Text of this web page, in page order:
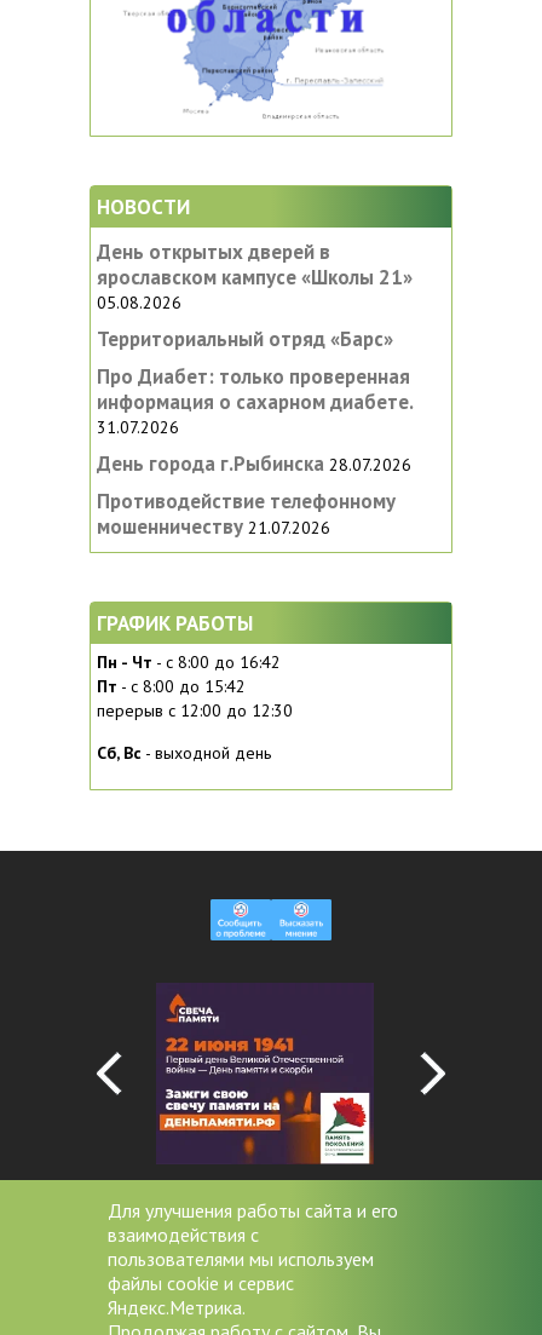
НОВОСТИ
День открытых дверей в
ярославском кампусе «‎Школы 21»
05.08.2026
Территориальный отряд «Барс»
Про Диабет: только проверенная
информация о сахарном диабете.
31.07.2026
День города г.Рыбинска 28.07.2026
Противодействие телефонному
мошенничеству 21.07.2026
ГРАФИК РАБОТЫ
Пн - Чт - с 8:00 до 16:42
Пт - с 8:00 до 15:42
перерыв с 12:00 до 12:30
Сб, Вc - выходной день
+7 (4852) 20-53-08
miac@zdrav76.ru
Для улучшения работы сайта и его
взаимодействия с
пользователями мы используем
файлы cookie и сервис
Яндекс.Метрика.